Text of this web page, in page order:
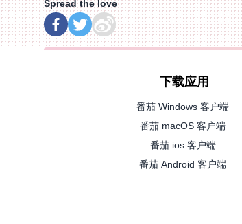
Spread the love
下载应用
番茄 Windows 客户端
番茄 macOS 客户端
番茄 ios 客户端
番茄 Android 客户端